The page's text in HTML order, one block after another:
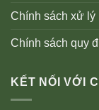
Chính sách xử lý
Chính sách quy
KẾT NỐI VỚI